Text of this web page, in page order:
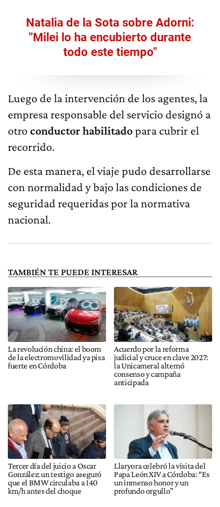
Natalia de la Sota sobre Adorni:
"Milei lo ha encubierto durante
todo este tiempo"
Luego de la intervención de los agentes, la
empresa responsable del servicio designó a
otro conductor habilitadopara cubrir el
recorrido.
De esta manera, el viaje pudo desarrollarse
con normalidad y bajo las condiciones de
seguridad requeridas por la normativa
nacional.
TAMBIÉN TE PUEDE INTERESAR
La revolución china: el boom
de la electromovilidad ya pisa
fuerte en Córdoba
Acuerdo por la reforma
judicial y cruce en clave 2027:
la Unicameral alternó
consenso y campaña
anticipada
Tercer día del juicio a Oscar
González: un testigo aseguró
que el BMW circulaba a 140
km/h antes del choque
Llaryora celebró la visita del
Papa León XIV a Córdoba: “Es
un inmenso honor y un
profundo orgullo”